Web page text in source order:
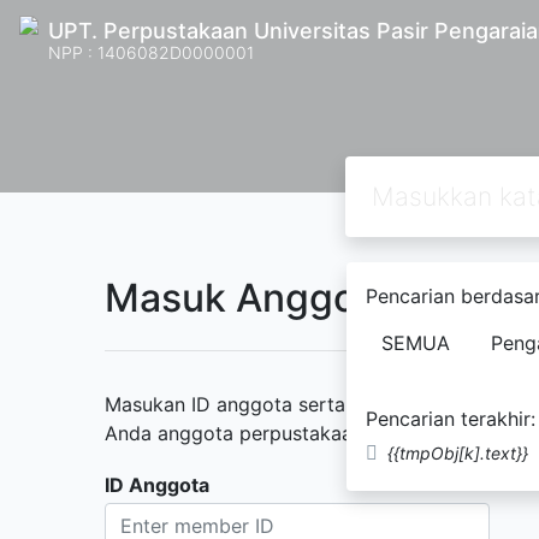
UPT. Perpustakaan Universitas Pasir
NPP : 1406082D0000001
Pencarian
SEMUA
Pencarian terakhir:
{{tmpObj[k].text}}
Masuk Anggota
Masukan ID anggota serta kata sandi yang
Anda anggota perpustakaan namun belum
ID Anggota